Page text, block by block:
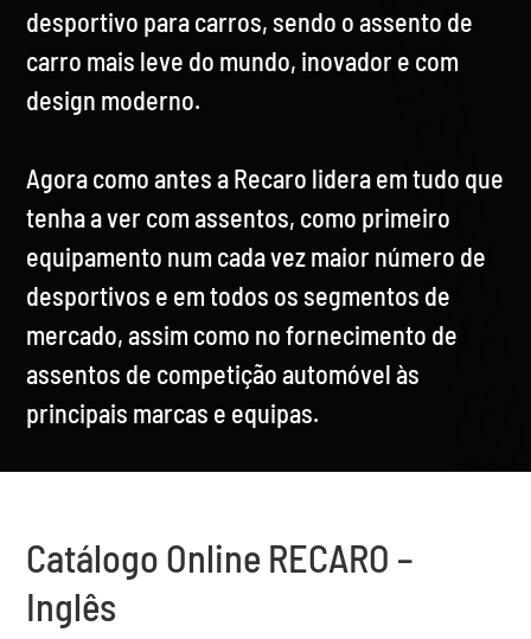
desportivo para carros, sendo o assento de
carro mais leve do mundo, inovador e com
design moderno.
Agora como antes a Recaro lidera em tudo que
tenha a ver com assentos, como primeiro
equipamento num cada vez maior número de
desportivos e em todos os segmentos de
mercado, assim como no fornecimento de
assentos de competição automóvel às
principais marcas e equipas.
Catálogo Online RECARO –
Inglês